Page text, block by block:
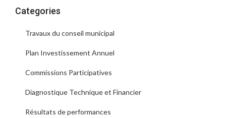
Categories
Travaux du conseil municipal
Plan Investissement Annuel
Commissions Participatives
Diagnostique Technique et Financier
Résultats de performances